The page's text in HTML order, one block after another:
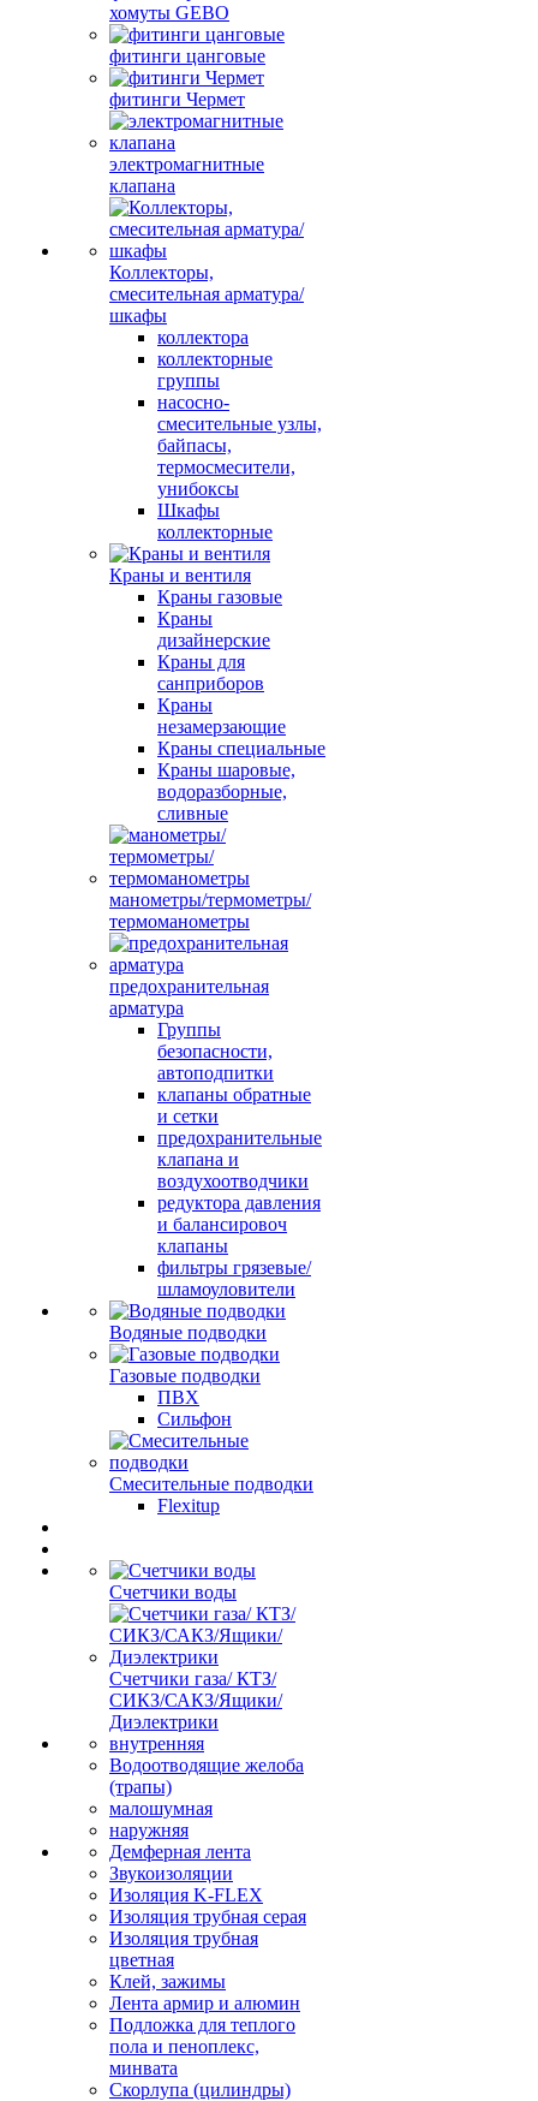
хомуты GEBO
фитинги цанговые
фитинги Чермет
электромагнитные
клапана
Коллекторы,
смесительная арматура/
шкафы
коллектора
коллекторные
группы
насосно-
смесительные узлы,
байпасы,
термосмесители,
унибоксы
Шкафы
коллекторные
Краны и вентиля
Краны газовые
Краны
дизайнерские
Краны для
санприборов
Краны
незамерзающие
Краны специальные
Краны шаровые,
водоразборные,
сливные
манометры/термометры/
термоманометры
предохранительная
арматура
Группы
безопасности,
автоподпитки
клапаны обратные
и сетки
предохранительные
клапана и
воздухоотводчики
редуктора давления
и балансировоч
клапаны
фильтры грязевые/
шламоуловители
Водяные подводки
Газовые подводки
ПВХ
Сильфон
Смесительные подводки
Flexitup
Счетчики воды
Счетчики газа/ КТЗ/
СИКЗ/САКЗ/Ящики/
Диэлектрики
внутренняя
Водоотводящие желоба
(трапы)
малошумная
наружняя
Демферная лента
Звукоизоляции
Изоляция K-FLEX
Изоляция трубная серая
Изоляция трубная
цветная
Клей, зажимы
Лента армир и алюмин
Подложка для теплого
пола и пеноплекс,
минвата
Скорлупа (цилиндры)